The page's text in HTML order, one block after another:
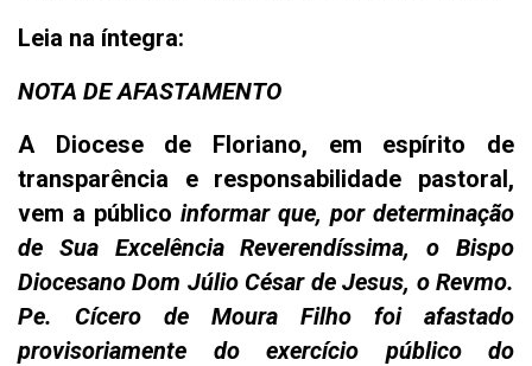
Leia na íntegra:
NOTA DE AFASTAMENTO
A Diocese de Floriano, em espírito de
transparência e responsabilidade pastoral,
vem a público informar que, por determinação
de Sua Excelência Reverendíssima, o Bispo
Diocesano Dom Júlio César de Jesus, o Revmo.
Pe. Cícero de Moura Filho foi afastado
provisoriamente do exercício público do